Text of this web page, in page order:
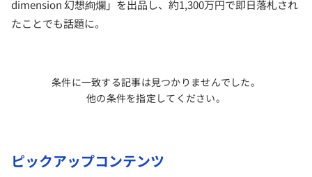
dimension 幻想絢爛」を出品し、約1,300万円で即日落札され
たことでも話題に。
条件に一致する記事は見つかりませんでした。
他の条件を指定してください。
ピックアップコンテンツ